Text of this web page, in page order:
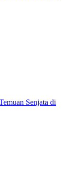
Senjata di